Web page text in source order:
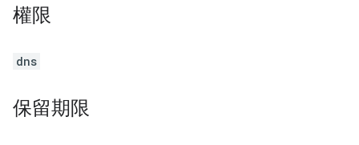
權限
dns
保留期限